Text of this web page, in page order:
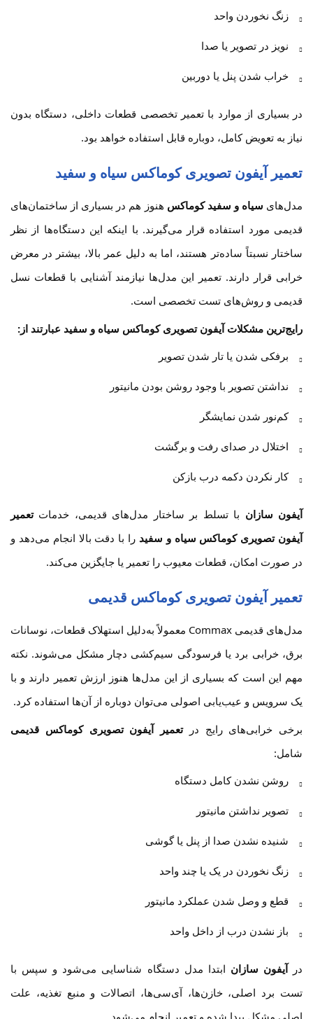
زنگ نخوردن واحد
نویز در تصویر یا صدا
خراب شدن پنل یا دوربین
در بسیاری از موارد با تعمیر تخصصی قطعات داخلی، دستگاه بدون
نیاز به تعویض کامل، دوباره قابل استفاده خواهد بود.
تعمیر آیفون تصویری کوماکس سیاه و سفید
مدل‌های سیاه و سفید کوماکس هنوز هم در بسیاری از ساختمان‌های
قدیمی مورد استفاده قرار می‌گیرند. با اینکه این دستگاه‌ها از نظر
ساختار نسبتاً ساده‌تر هستند، اما به دلیل عمر بالا، بیشتر در معرض
خرابی قرار دارند. تعمیر این مدل‌ها نیازمند آشنایی با قطعات نسل
قدیمی و روش‌های تست تخصصی است.
رایج‌ترین مشکلات آیفون تصویری کوماکس سیاه و سفید عبارتند از:
برفکی شدن یا تار شدن تصویر
نداشتن تصویر با وجود روشن بودن مانیتور
کم‌نور شدن نمایشگر
اختلال در صدای رفت و برگشت
کار نکردن دکمه درب بازکن
آیفون سازان با تسلط بر ساختار مدل‌های قدیمی، خدماتتعمیر
آیفون تصویری کوماکس سیاه و سفید را با دقت بالا انجام می‌دهد و
در صورت امکان، قطعات معیوب را تعمیر یا جایگزین می‌کند.
تعمیر آیفون تصویری کوماکس قدیمی
مدل‌های قدیمی Commax معمولاً به‌دلیل استهلاک قطعات، نوسانات
برق، خرابی برد یا فرسودگی سیم‌کشی دچار مشکل می‌شوند. نکته
مهم این است که بسیاری از این مدل‌ها هنوز ارزش تعمیر دارند و با
یک سرویس و عیب‌یابی اصولی می‌توان دوباره از آن‌ها استفاده کرد.
برخی خرابی‌های رایج درتعمیر آیفون تصویری کوماکس قدیمی
شامل:
روشن نشدن کامل دستگاه
تصویر نداشتن مانیتور
شنیده نشدن صدا از پنل یا گوشی
زنگ نخوردن در یک یا چند واحد
قطع و وصل شدن عملکرد مانیتور
باز نشدن درب از داخل واحد
درآیفون سازان ابتدا مدل دستگاه شناسایی می‌شود و سپس با
تست برد اصلی، خازن‌ها، آی‌سی‌ها، اتصالات و منبع تغذیه، علت
اصلی مشکل پیدا شده و تعمیر انجام می‌شود.